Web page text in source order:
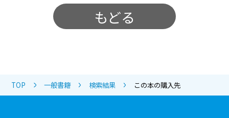
もどる
TOP 一般書籍 検索結果 この本の購入先